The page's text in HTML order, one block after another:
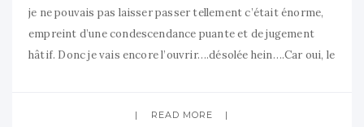
je ne pouvais pas laisser passer tellement c’était énorme,
empreint d’une condescendance puante et de jugement
hâtif. Donc je vais encore l’ouvrir….désolée hein….Car oui, le
READ MORE